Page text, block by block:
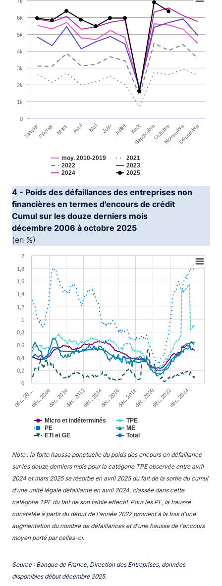
Line chart with 6 lines.
View as data table, Chart
The chart has 1 X axis displaying categories.
The chart has 1 Y axis displaying YAxis. Range: 0 to
moy. 2010-2019
2021
2022
2023
2024
2025
JanvierFévrier Mars Avril Mai Juin Juillet Août
SeptembreOctobreNovembreDécembre
0
1k
2k
3k
4k
5k
6k
End of interactive chart.
4 - Poids des défaillances des entreprises non
financières en termes d'encours de crédit
Cumul sur les douze derniers mois
décembre 2006 à octobre 2025
(en %)
Line chart with 6 lines.
View as data table, Chart
The chart has 1 X axis displaying XAxis.
The chart has 1 Y axis displaying YAxis1. Range: 0 to 2.
Micro et indéterminés
TPE
PE
ME
ETI et GE
Total
déc. 20…déc. 2008déc. 2010déc. 2012déc. 2014déc. 2016déc. 2018déc. 2020déc. 2022déc. 2024
0
0,2
0,4
0,6
0,8
1
1,2
1,4
1,6
1,8
2
End of interactive chart.
Note : la forte hausse ponctuelle du poids des encours en défaillance
sur les douze derniers mois pour la catégorie TPE observée entre avril
2024 et mars 2025 se résorbe en avril 2025 du fait de la sortie du cumul
d'une unité légale défaillante en avril 2024, classée dans cette
catégorie TPE du fait de son faible effectif. Pour les PE, la hausse
constatée à partir du début de l'année 2022 provient à la fois d'une
augmentation du nombre de défaillances et d'une hausse de l'encours
moyen porté par celles-ci.
Source : Banque de France, Direction des Entreprises, données
disponibles début décembre 2025.